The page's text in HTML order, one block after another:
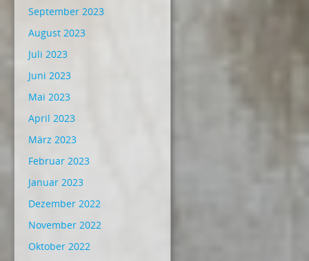
September 2023
August 2023
Juli 2023
Juni 2023
Mai 2023
April 2023
März 2023
Februar 2023
Januar 2023
Dezember 2022
November 2022
Oktober 2022